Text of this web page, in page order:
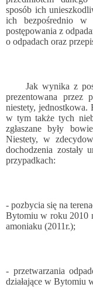
sposób ich
ich bezpośrednio w
postępowania z
o odpadach oraz
Jak wynika z
prezentowana przez
niestety, jednostkowa.
w tym także tych
zgłaszane były
Niestety, w
dochodzenia zostały
przypadkach:
- pozbycia się na
Bytomiu w roku 2010
amoniaku (2011r.);
- przetwarzania
działające w Bytomiu